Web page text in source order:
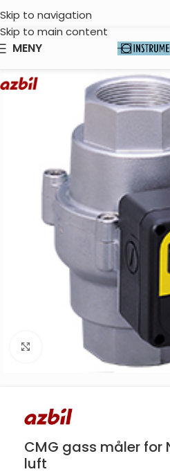
Skip to navigation
Skip to main content
MENY
Click to enlarge
CMG gass måler for
luft